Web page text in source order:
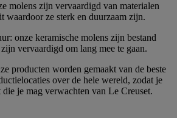
molens zijn vervaardigd van materialen
waardoor ze sterk en duurzaam zijn.
onze keramische molens zijn bestand
vervaardigd om lang mee te gaan.
producten worden gemaakt van de beste
over de hele wereld, zodat je
je mag verwachten van Le Creuset.